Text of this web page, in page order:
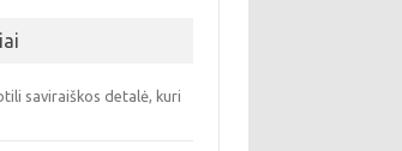
saviraiškos detalė, kuri